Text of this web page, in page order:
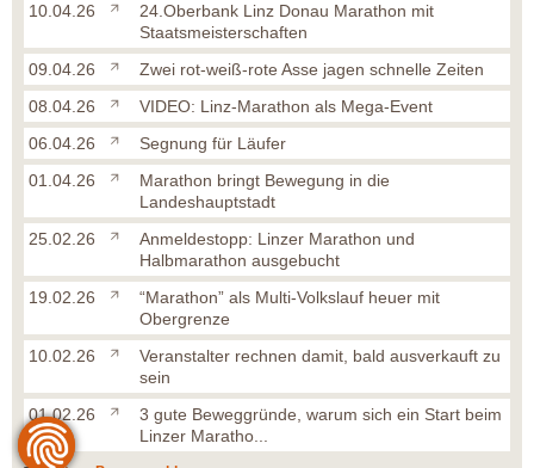
10.04.26
24.Oberbank Linz Donau Marathon mit
Staatsmeisterschaften
09.04.26
Zwei rot-weiß-rote Asse jagen schnelle Zeiten
08.04.26
VIDEO: Linz-Marathon als Mega-Event
06.04.26
Segnung für Läufer
01.04.26
Marathon bringt Bewegung in die
Landeshauptstadt
25.02.26
Anmeldestopp: Linzer Marathon und
Halbmarathon ausgebucht
19.02.26
“Marathon” als Multi-Volkslauf heuer mit
Obergrenze
10.02.26
Veranstalter rechnen damit, bald ausverkauft zu
sein
01.02.26
3 gute Beweggründe, warum sich ein Start beim
Linzer Maratho...